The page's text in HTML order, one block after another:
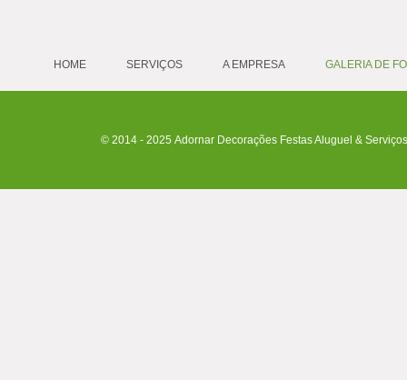
HOME SERVIÇOS A EMPRESA GALERIA DE
© 2014 - 2025 Adornar Decorações Festas Aluguel &